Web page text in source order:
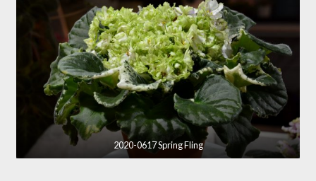
2020-0617 Spring Fling